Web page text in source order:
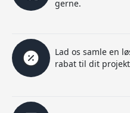
gerne.
Lad os samle en
rabat til dit